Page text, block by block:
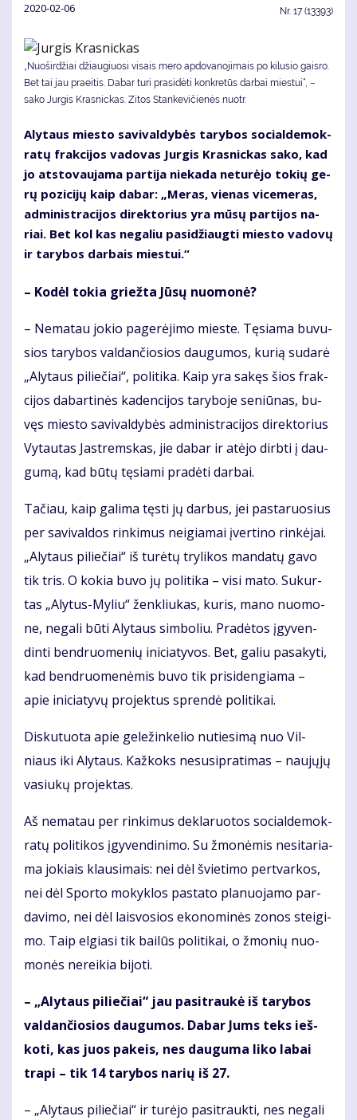
2020-02-06 Nr. 17 (13393)
„Nuoširdžiai džiau­giuo­si vi­sais me­ro ap­do­va­no­ji­mais po ki­lu­sio gais­ro.
Bet tai jau praeitis. Da­bar tu­ri pra­si­dė­ti kon­kre­tūs dar­bai mies­tui“, –
sako Jurgis Krasnickas. Zi­tos Stan­ke­vi­čie­nės nuotr.
Aly­taus mies­to sa­vi­val­dy­bės ta­ry­bos so­cial­de­mok­
ra­tų frak­ci­jos va­do­vas Jur­gis Kras­nic­kas sa­ko, kad
jo at­sto­vau­ja­ma par­ti­ja nie­ka­da ne­tu­rė­jo to­kių ge­
rų po­zi­ci­jų kaip da­bar: „Me­ras, vie­nas vi­ce­me­ras,
ad­mi­nist­ra­ci­jos di­rek­to­rius yra mū­sų par­ti­jos na­
riai. Bet kol kas ne­ga­liu pa­si­džiaug­ti mies­to va­do­vų
ir ta­ry­bos dar­bais mies­tui.“
– Ko­dėl to­kia griež­ta Jū­sų nuo­mo­nė?
– Ne­ma­tau jo­kio pa­ge­rė­ji­mo mies­te. Tę­sia­ma bu­vu­
sios ta­ry­bos val­dan­čio­sios dau­gu­mos, ku­rią su­da­rė
„Aly­taus pi­lie­čiai“, po­li­ti­ka. Kaip yra sa­kęs šios frak­
ci­jos da­bar­ti­nės ka­den­ci­jos ta­ry­bo­je se­niū­nas, bu­
vęs mies­to sa­vi­val­dy­bės ad­mi­nist­ra­ci­jos di­rek­to­rius
Vy­tau­tas Jast­rems­kas, jie da­bar ir at­ėjo dirb­ti į dau­
gu­mą, kad bū­tų tę­sia­mi pra­dė­ti dar­bai.
Ta­čiau, kaip ga­li­ma tęs­ti jų dar­bus, jei pas­ta­ruo­sius
per sa­vi­val­dos rin­ki­mus ne­igia­mai įver­ti­no rin­kė­jai.
„Aly­taus pi­lie­čiai“ iš tu­rė­tų try­li­kos man­da­tų ga­vo
tik tris. O ko­kia bu­vo jų po­li­ti­ka – vi­si ma­to. Su­kur­
tas „Aly­tus-My­liu“ žen­kliu­kas, ku­ris, ma­no nuo­mo­
ne, ne­ga­li bū­ti Aly­taus sim­bo­liu. Pra­dė­tos įgy­ven­
din­ti ben­druo­me­nių ini­cia­ty­vos. Bet, ga­liu pa­sa­ky­ti,
kad ben­druo­me­nė­mis bu­vo tik pri­si­den­gia­ma –
apie ini­cia­ty­vų pro­jek­tus spren­dė po­li­ti­kai.
Dis­ku­tuo­ta apie ge­le­žin­ke­lio nu­tie­si­mą nuo Vil­
niaus iki Aly­taus. Kaž­koks nesu­si­pra­ti­mas – nau­jų­jų
va­siu­kų pro­jek­tas.
Aš ne­ma­tau per rin­ki­mus de­kla­ruo­tos so­cial­de­mok­
ra­tų po­li­ti­kos įgy­ven­di­ni­mo. Su žmo­nė­mis ne­si­ta­ria­
ma jo­kiais klau­si­mais: nei dėl švie­ti­mo per­tvar­kos,
nei dėl Spor­to mo­kyk­los pa­sta­to pla­nuo­ja­mo par­
da­vi­mo, nei dėl lais­vo­sios eko­no­mi­nės zo­nos stei­gi­
mo. Taip el­gia­si tik bai­lūs po­li­ti­kai, o žmo­nių nuo­
mo­nės ne­rei­kia bi­jo­ti.
– „Aly­taus pi­lie­čiai“ jau pa­si­trau­kė iš ta­ry­bos
val­dan­čio­sios dau­gu­mos. Da­bar Jums teks ieš­
ko­ti, kas juos pa­keis, nes dau­gu­ma li­ko la­bai
tra­pi – tik 14 ta­ry­bos na­rių iš 27.
– „Aly­taus pi­lie­čiai“ ir tu­rė­jo pa­si­trauk­ti, nes ne­ga­li